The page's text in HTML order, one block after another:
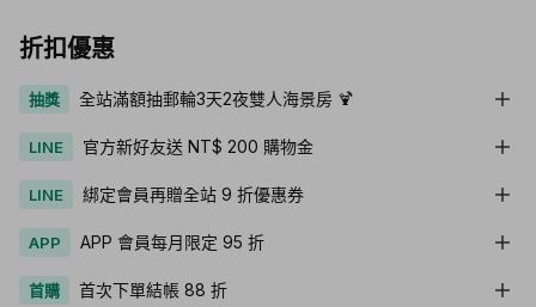
折扣優惠
抽獎 全站滿額抽郵輪3天2夜雙人海景房 🍹
LINE 官方新好友送 NT$ 200 購物金
LINE 綁定會員再贈全站 9 折優惠券
APP APP 會員每月限定 95 折
首購 首次下單結帳 88 折